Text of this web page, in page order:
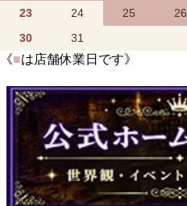
23
24 25 26
30
31
《■は店舗休業日です》